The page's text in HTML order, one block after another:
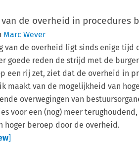
van de overheid in procedures
Marc Wever
van de overheid ligt sinds enige tijd
goede reden de strijd met de
een rij zet, ziet dat de overheid in
maakt van de mogelijkheid van
overwegingen van
voor een (nog) meer
hoger beroep door de overheid.
]